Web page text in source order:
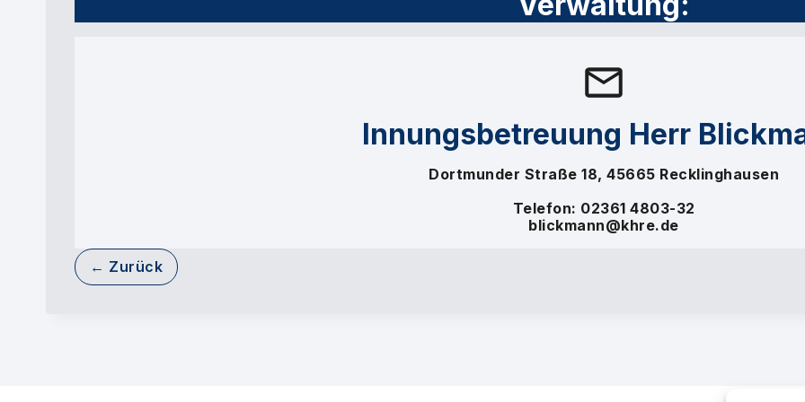
Innungsbetreuung Herr
Dortmunder Straße 18, 45665 Recklinghausen
Telefon: 02361 4803-32
blickmann@khre.de
← Zurück